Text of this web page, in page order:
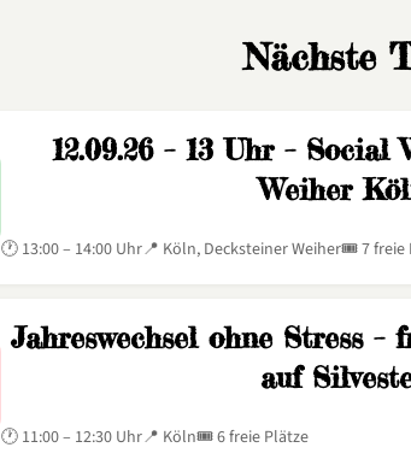
Nächste
12.09.26 – 13 Uhr – Social
Weiher
🕐 13:00 – 14:00 Uhr📍 Köln, Decksteiner Weiher🎟️ 7 freie
Jahreswechsel ohne Stress
auf
🕐 11:00 – 12:30 Uhr📍 Köln🎟️ 6 freie Plätze